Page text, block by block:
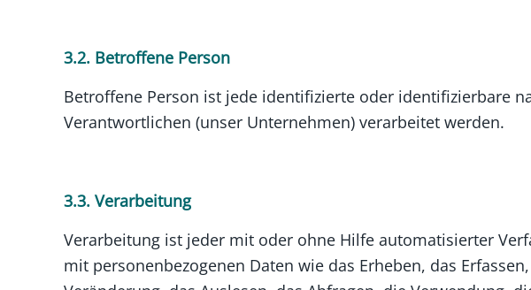
3.2. Betroffene Person
Betroffene Person ist jede identifizierte oder identifizierbare
Verantwortlichen (unser Unternehmen) verarbeitet werden.
3.3. Verarbeitung
Verarbeitung ist jeder mit oder ohne Hilfe automatisierter
mit personenbezogenen Daten wie das Erheben, das